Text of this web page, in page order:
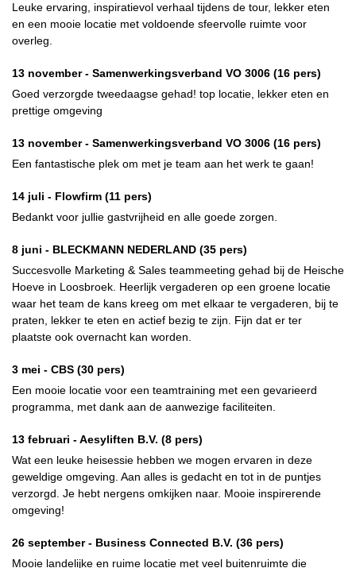
Leuke ervaring, inspiratievol verhaal tijdens de tour, lekker eten
en een mooie locatie met voldoende sfeervolle ruimte voor
overleg.
13 november - Samenwerkingsverband VO 3006 (16 pers)
Goed verzorgde tweedaagse gehad! top locatie, lekker eten en
prettige omgeving
13 november - Samenwerkingsverband VO 3006 (16 pers)
Een fantastische plek om met je team aan het werk te gaan!
14 juli - Flowfirm (11 pers)
Bedankt voor jullie gastvrijheid en alle goede zorgen.
8 juni - BLECKMANN NEDERLAND (35 pers)
Succesvolle Marketing & Sales teammeeting gehad bij de Heische
Hoeve in Loosbroek. Heerlijk vergaderen op een groene locatie
waar het team de kans kreeg om met elkaar te vergaderen, bij te
praten, lekker te eten en actief bezig te zijn. Fijn dat er ter
plaatste ook overnacht kan worden.
3 mei - CBS (30 pers)
Een mooie locatie voor een teamtraining met een gevarieerd
programma, met dank aan de aanwezige faciliteiten.
13 februari -Aesyliften B.V. (8 pers)
Wat een leuke heisessie hebben we mogen ervaren in deze
geweldige omgeving. Aan alles is gedacht en tot in de puntjes
verzorgd. Je hebt nergens omkijken naar. Mooie inspirerende
omgeving!
26 september - Business Connected B.V. (36 pers)
Mooie landelijke en ruime locatie met veel buitenruimte die